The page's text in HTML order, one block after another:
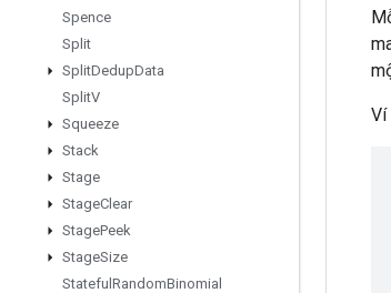
Spence
Split
SplitDedupData
SplitV
Squeeze
Stack
Stage
StageClear
StagePeek
StageSize
Stateful RandomBinomial
Ví